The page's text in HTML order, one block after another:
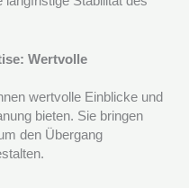
Wertvolle
wertvolle Einblicke und
bieten. Sie bringen
den Übergang